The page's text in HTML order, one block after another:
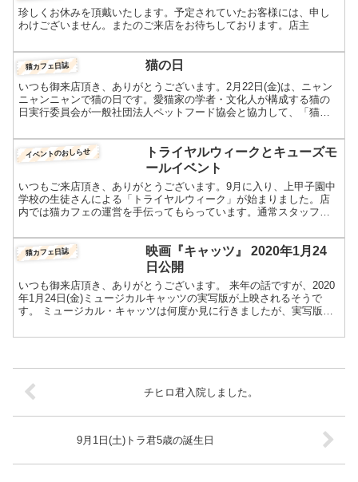
珍しくお休みを頂戴いたします。予定されていたお客様には、申し
わけございません。またのご来店をお待ちしております。店主
猫カフェ日誌 猫の日
いつも御来店頂き、ありがとうございます。2月22日(金)は、ニャン
ニャンニャンで猫の日です。愛猫家の学者・文化人が構成する猫の
日実行委員会が一般社団法人ペットフード協会と協力して、「猫と
イベントのおしらせ
トライヤルウィークとキューズモ
ールイベント
いつもご来店頂き、ありがとうございます。9月に入り、上甲子園中
学校の生徒さんによる「トライヤルウィーク」が始まりました。店
内では猫カフェの運営を手伝ってもらっています。通常スタッフ
て...
猫カフェ日誌
映画『キャッツ』 2020年1月24
日公開
いつも御来店頂き、ありがとうございます。 来年の話ですが、2020
年1月24日(金)ミュージカルキャッツの実写版が上映されるそうで
す。 ミュージカル・キャッツは何度か見に行きましたが、実写版と
チヒロ君入院しました。
9月1日(土)トラ君5歳の誕生日